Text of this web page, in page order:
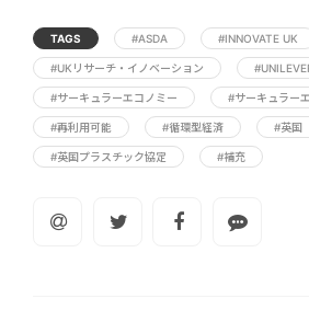
TAGS #ASDA #INNOVATE UK
#UKリサーチ・イノベーション
#サーキュラーエコノミー #サーキュラー
#再利用可能 #循環型経済 #英国
#英国プラスチック協定 #補充